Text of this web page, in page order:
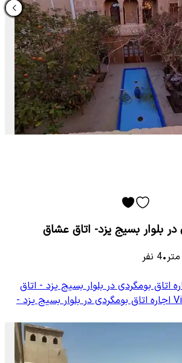
در بلوار بسیج یزد- اتاق عشاق
متر•
4 نفر
اتاق بومگردی در بلوار بسیج یزد - اتاق
اجاره اتاق بومگردی در بلوار بسیج یزد -